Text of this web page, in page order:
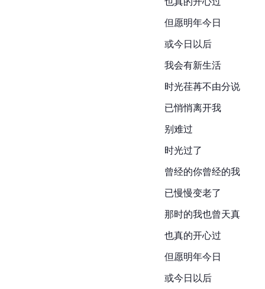
但愿明年今日
或今日以后
我会有新生活
时光荏苒不由分说
已悄悄离开我
别难过
时光过了
曾经的你曾经的我
已慢慢变老了
那时的我也曾天真
也真的开心过
但愿明年今日
或今日以后